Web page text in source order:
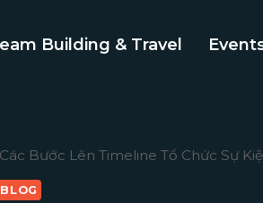
Building & Travel
Bước Lên Timeline Tổ Chức Sự
BLOG